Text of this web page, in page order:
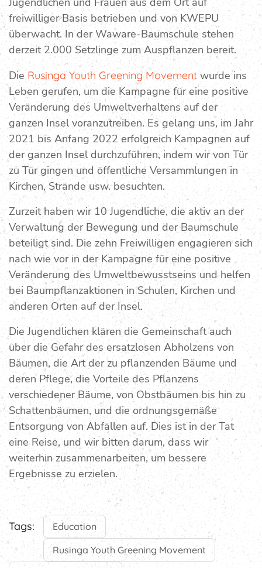
freiwilliger Basis betrieben und von KWEPU
überwacht. In der Waware-Baumschule stehen
derzeit 2.000 Setzlinge zum Auspflanzen bereit.
Die Rusinga Youth Greening Movement wurde ins
Leben gerufen, um die Kampagne für eine positive
Veränderung des Umweltverhaltens auf der
ganzen Insel voranzutreiben. Es gelang uns, im Jahr
2021 bis Anfang 2022 erfolgreich Kampagnen auf
der ganzen Insel durchzuführen, indem wir von Tür
zu Tür gingen und öffentliche Versammlungen in
Kirchen, Strände usw. besuchten.
Zurzeit haben wir 10 Jugendliche, die aktiv an der
Verwaltung der Bewegung und der Baumschule
beteiligt sind. Die zehn Freiwilligen engagieren sich
nach wie vor in der Kampagne für eine positive
Veränderung des Umweltbewusstseins und helfen
bei Baumpflanzaktionen in Schulen, Kirchen und
anderen Orten auf der Insel.
Die Jugendlichen klären die Gemeinschaft auch
über die Gefahr des ersatzlosen Abholzens von
Bäumen, die Art der zu pflanzenden Bäume und
deren Pflege, die Vorteile des Pflanzens
verschiedener Bäume, von Obstbäumen bis hin zu
Schattenbäumen, und die ordnungsgemäße
Entsorgung von Abfällen auf. Dies ist in der Tat
eine Reise, und wir bitten darum, dass wir
weiterhin zusammenarbeiten, um bessere
Ergebnisse zu erzielen.
Tags:
Education
Rusinga Youth Greening Movement